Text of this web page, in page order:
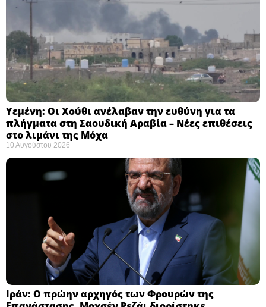
Υεμένη: Οι Χούθι ανέλαβαν την ευθύνη για τα
πλήγματα στη Σαουδική Αραβία – Νέες επιθέσεις
στο λιμάνι της Μόχα ​
10 Αυγούστου 2026
Ιράν: Ο πρώην αρχηγός των Φρουρών της